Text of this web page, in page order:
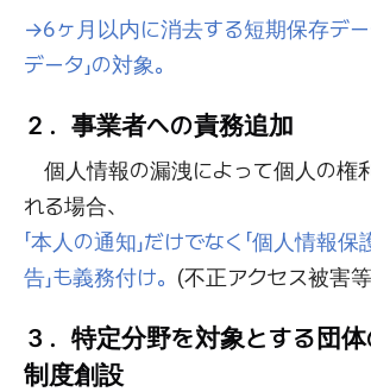
→6ヶ月以内に消去する短期保存デー
データ」の対象。
２．事業者への責務追加
個人情報の漏洩によって個人の権
れる場合、
「本人の通知」だけでなく「個人情報
告」も義務付け。 (不正アクセス被害
３．特定分野を対象とする団
制度創設